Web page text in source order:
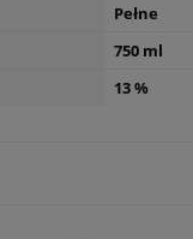
Pełne
750 ml
13 %